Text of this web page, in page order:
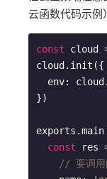
云函数代码示例
const cloud
cloud.init({
})
const res
// 要调用